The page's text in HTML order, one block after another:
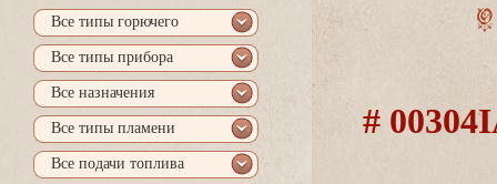
се типы горючего
се типы прибора
се назначения
се типы пламени
се подачи топлива
#